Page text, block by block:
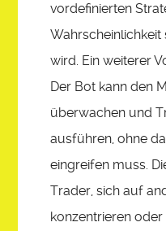
vordefinierten
wird. Ein weiterer
Der Bot kann den
überwachen und
ausführen, ohne
eingreifen muss.
Trader, sich auf
konzentrieren